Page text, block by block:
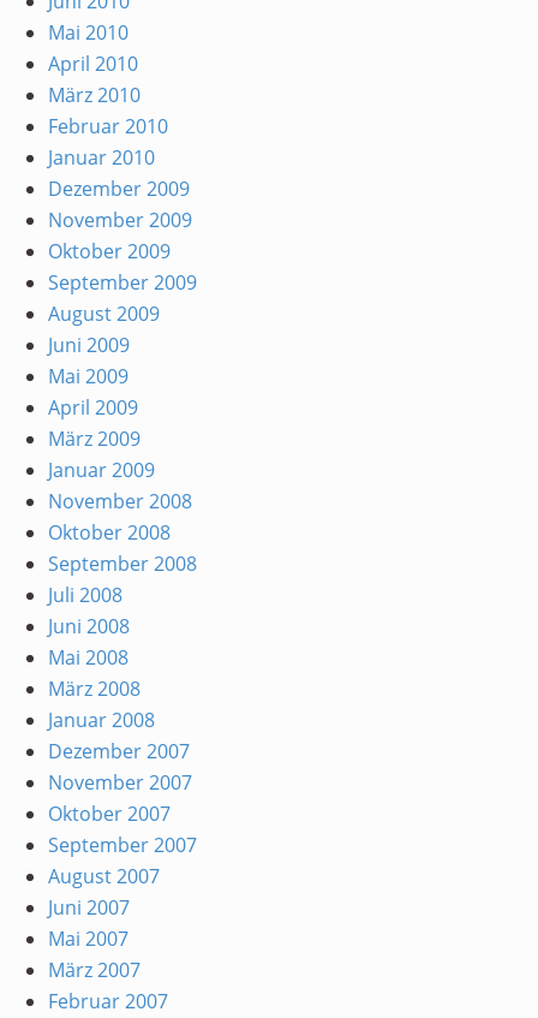
Mai 2010
April 2010
März 2010
Februar 2010
Januar 2010
Dezember 2009
November 2009
Oktober 2009
September 2009
August 2009
Juni 2009
Mai 2009
April 2009
März 2009
Januar 2009
November 2008
Oktober 2008
September 2008
Juli 2008
Juni 2008
Mai 2008
März 2008
Januar 2008
Dezember 2007
November 2007
Oktober 2007
September 2007
August 2007
Juni 2007
Mai 2007
März 2007
Februar 2007